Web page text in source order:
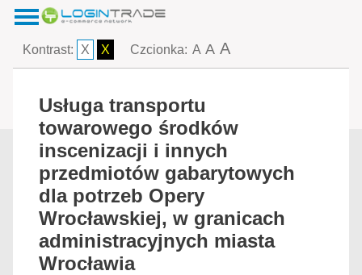
Kontrast: X X Czcionka: A A A
Usługa transportu
towarowego środków
inscenizacji i innych
przedmiotów gabarytowych
dla potrzeb Opery
Wrocławskiej, w granicach
administracyjnych miasta
Wrocławia